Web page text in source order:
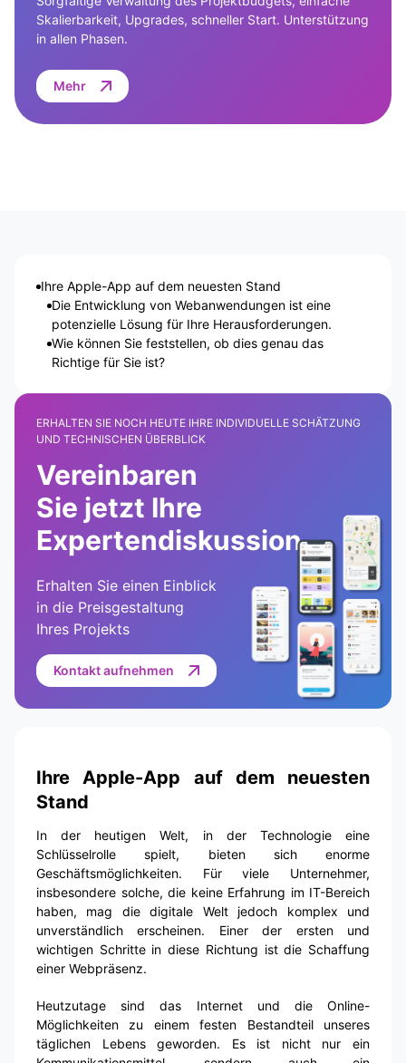
Skalierbarkeit, Upgrades, schneller Start. Unterstützung
in allen Phasen.
Mehr
Ihre Apple-App auf dem neuesten Stand
Die Entwicklung von Webanwendungen ist eine
potenzielle Lösung für Ihre Herausforderungen.
Wie können Sie feststellen, ob dies genau das
Richtige für Sie ist?
ERHALTEN SIE NOCH HEUTE IHRE INDIVIDUELLE SCHÄTZUNG
UND TECHNISCHEN ÜBERBLICK
Vereinbaren
Sie jetzt Ihre
Expertendiskussion
Erhalten Sie einen Einblick
in die Preisgestaltung
Ihres Projekts
Kontakt aufnehmen
Ihre Apple-App auf dem neuesten
Stand
In der heutigen Welt, in der Technologie eine
Schlüsselrolle spielt, bieten sich enorme
Geschäftsmöglichkeiten. Für viele Unternehmer,
insbesondere solche, die keine Erfahrung im IT-Bereich
haben, mag die digitale Welt jedoch komplex und
unverständlich erscheinen. Einer der ersten und
wichtigen Schritte in diese Richtung ist die Schaffung
einer Webpräsenz.
Heutzutage sind das Internet und die Online-
Möglichkeiten zu einem festen Bestandteil unseres
täglichen Lebens geworden. Es ist nicht nur ein